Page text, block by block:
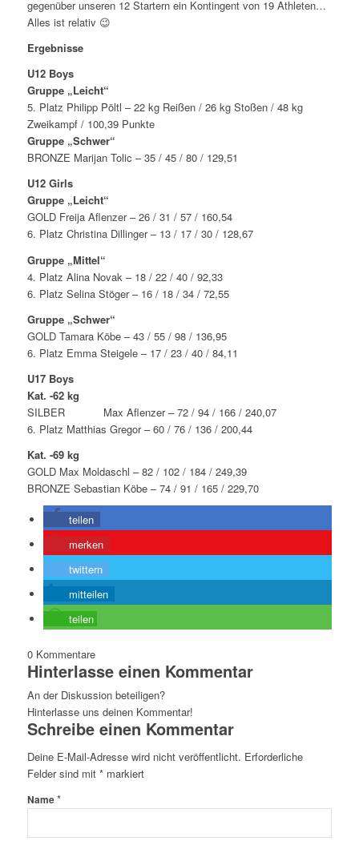
gegenüber unseren 12 Startern ein Kontingent von 19 Athleten…
Alles ist relativ 😉
Ergebnisse
U12 Boys
Gruppe „Leicht“
5. Platz Philipp Pöltl – 22 kg Reißen / 26 kg Stoßen / 48 kg
Zweikampf / 100,39 Punkte
Gruppe „Schwer“
BRONZE Marijan Tolic – 35 / 45 / 80 / 129,51
U12 Girls
Gruppe „Leicht“
GOLD Freija Aflenzer – 26 / 31 / 57 / 160,54
6. Platz Christina Dillinger – 13 / 17 / 30 / 128,67
Gruppe „Mittel“
4. Platz Alina Novak – 18 / 22 / 40 / 92,33
6. Platz Selina Stöger – 16 / 18 / 34 / 72,55
Gruppe „Schwer“
GOLD Tamara Köbe – 43 / 55 / 98 / 136,95
6. Platz Emma Steigele – 17 / 23 / 40 / 84,11
U17 Boys
Kat. -62 kg
SILBER Max Aflenzer – 72 / 94 / 166 / 240,07
6. Platz Matthias Gregor – 60 / 76 / 136 / 200,44
Kat. -69 kg
GOLD Max Moldaschl – 82 / 102 / 184 / 249,39
BRONZE Sebastian Köbe – 74 / 91 / 165 / 229,70
teilen
merken
twittern
mitteilen
teilen
0 Kommentare
Hinterlasse einen Kommentar
An der Diskussion beteiligen?
Hinterlasse uns deinen Kommentar!
Schreibe einen Kommentar
Deine E-Mail-Adresse wird nicht veröffentlicht. Erforderliche
Felder sind mit *markiert
Name*